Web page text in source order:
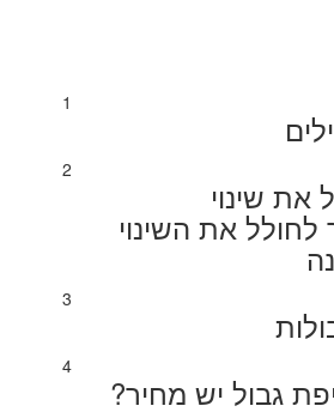
1
2
את שינוי
לחולל את השינוי
3
4